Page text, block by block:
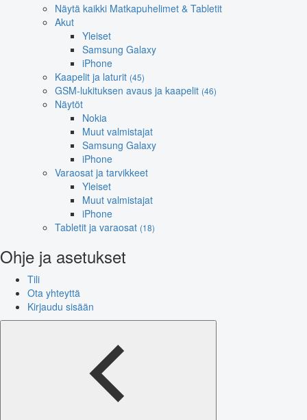
Näytä kaikki Matkapuhelimet & Tabletit
Akut
Yleiset
Samsung Galaxy
iPhone
Kaapelit ja laturit (45)
GSM-lukituksen avaus ja kaapelit (46)
Näytöt
Nokia
Muut valmistajat
Samsung Galaxy
iPhone
Varaosat ja tarvikkeet
Yleiset
Muut valmistajat
iPhone
Tabletit ja varaosat (18)
Ohje ja asetukset
Tili
Ota yhteyttä
Kirjaudu sisään